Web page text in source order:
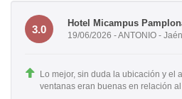
3.0
Hotel Micampus
19/06/2026 - ANTONIO - Jaén
Lo mejor, sin duda la ubicación y el
ventanas eran buenas en relación